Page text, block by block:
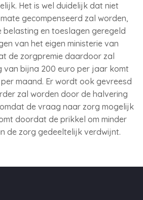
Het is wel duidelijk dat niet
gecompenseerd zal worden,
belasting en toeslagen geregeld
van het eigen ministerie van
de zorgpremie daardoor zal
van bijna 200 euro per jaar komt
maand. Er wordt ook gevreesd
zal worden door de halvering
de vraag naar zorg mogelijk
doordat de prikkel om minder
de zorg gedeeltelijk verdwijnt.